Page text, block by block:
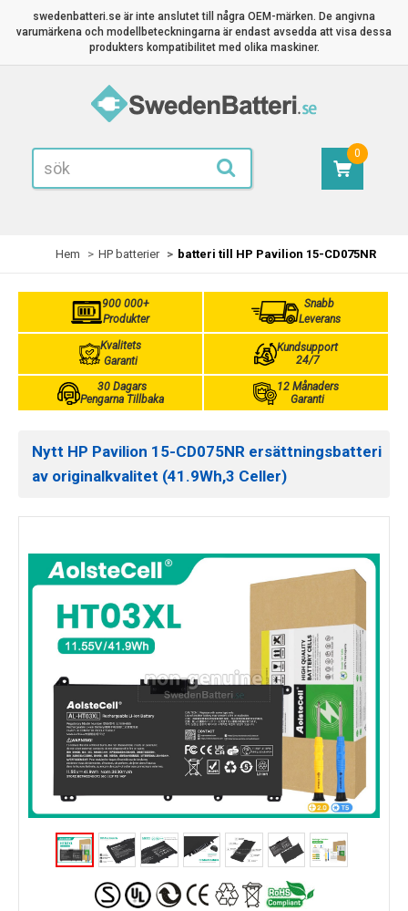
swedenbatteri.se är inte anslutet till några OEM-märken. De angivna
varumärkena och modellbeteckningarna är endast avsedda att visa dessa
produkters kompatibilitet med olika maskiner.
0
Hem HP batterier batteri till HP Pavilion 15-CD075NR
900 000+
Produkter
Snabb
Leverans
Kvalitets
Garanti
Kundsupport
24/7
30 Dagars
Pengarna Tillbaka
12 Månaders
Garanti
Nytt HP Pavilion 15-CD075NR ersättningsbatteri
av originalkvalitet (41.9Wh,3 Celler)